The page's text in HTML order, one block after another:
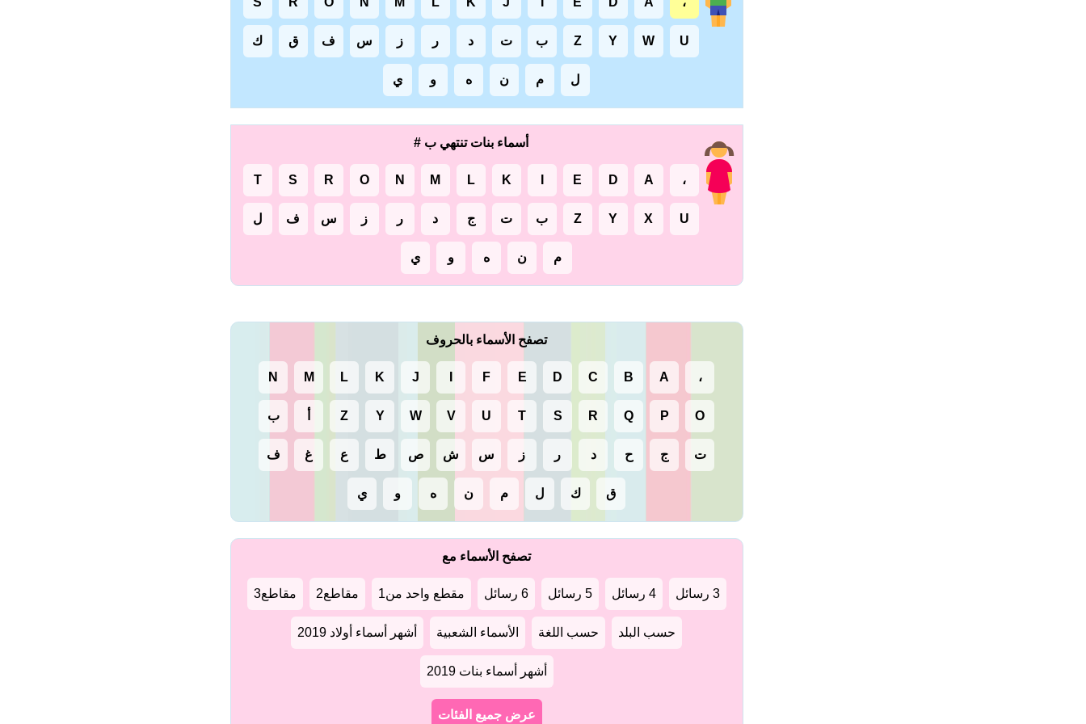
U
W
Y
Z ب ت د ر ز س ف ق ك
ل م ن ه و ي
أسماء بنات تنتهي ب #
، A
D
E
K
L
M
N
O
R
S
T
U
X
Y
Z ب ت ج د ر ز س ف ل
م ن ه و ي
تصفح الأسماء بالحروف
، A
B
C
D
E
F
J
K
L
M
N
O
P
Q
R
S
T
U
V
W
Y
Z ب
ت ج ح د ر ز س ش ص ط ع غ ف
ق ك ل م ن ه و ي
تصفح الأسماء مع
3 رسائل 4 رسائل 5 رسائل 6 رسائل مقطع واحد من1 مقاطع2 مقاطع3
حسب البلد حسب اللغة الأسماء الشعبية أشهر أسماء أولاد 2019
أشهر أسماء بنات 2019
عرض جميع الفئات